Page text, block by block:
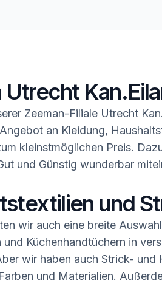
Utrecht
Zeeman-Filiale Utrecht
an Kleidung,
kleinstmöglichen Preis.
und Günstig wunderbar
und
wir auch eine breite
und Küchenhandtüchern in
wir haben auch Strick- und
und Materialien.